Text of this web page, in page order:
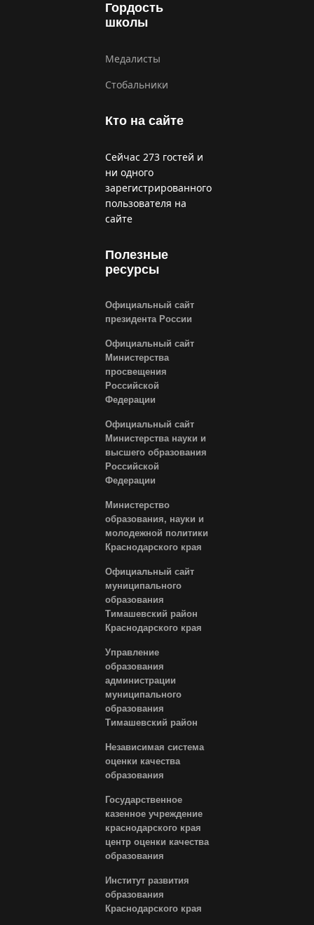
Гордость
школы
Медалисты
Стобальники
Кто на сайте
Сейчас 273 гостей и
ни одного
зарегистрированного
пользователя на
сайте
Полезные
ресурсы
Официальный сайт
президента России
Официальный сайт
Министерства
просвещения
Российской
Федерации
Официальный сайт
Министерства науки и
высшего образования
Российской
Федерации
Министерство
образования, науки и
молодежной политики
Краснодарского края
Официальный сайт
муниципального
образования
Тимашевский район
Краснодарского края
Управление
образования
администрации
муниципального
образования
Тимашевский район
Независимая система
оценки качества
образования
Государственное
казенное учреждение
краснодарского края
центр оценки качества
образования
Институт развития
образования
Краснодарского края